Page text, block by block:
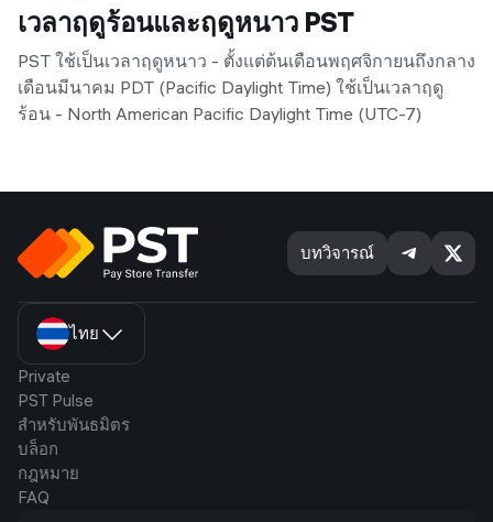
เวลาฤดูร้อนและฤดูหนาว PST
PST ใช้เป็นเวลาฤดูหนาว - ตั้งแต่ต้นเดือนพฤศจิกายนถึงกลาง
เดือนมีนาคม PDT (Pacific Daylight Time) ใช้เป็นเวลาฤดู
ร้อน - North American Pacific Daylight Time (UTC-7)
บทวิจารณ์
ไทย
Private
PST Pulse
สำหรับพันธมิตร
บล็อก
กฎหมาย
FAQ